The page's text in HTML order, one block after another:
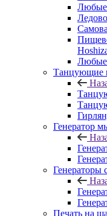
Любые
Любые
Танцующие
Генератор
Генераторы
Печать на